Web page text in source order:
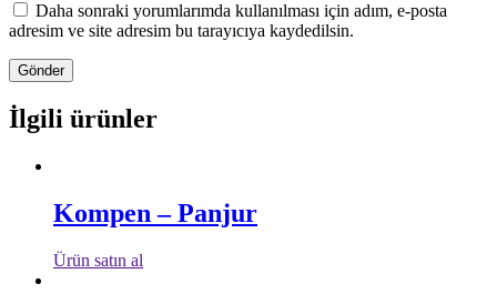
Daha sonraki yorumlarımda kullanılması için adım, e-posta
adresim ve site adresim bu tarayıcıya kaydedilsin.
İlgili ürünler
Kompen – Panjur
Ürün satın al